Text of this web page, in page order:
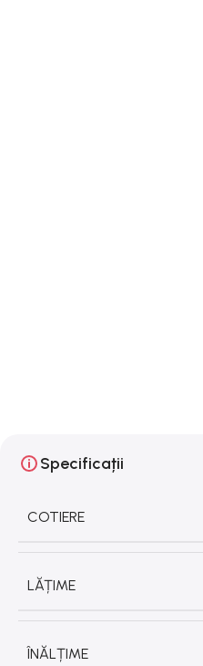
Specificații
COTIERE
LĂȚIME
ÎNĂLȚIME